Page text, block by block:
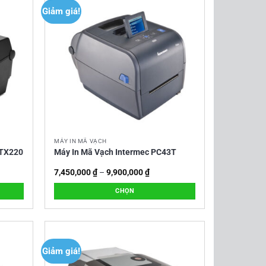
Giảm giá!
MÁY IN MÃ VẠCH
Máy In Mã Vạch Intermec PC43T
7,450,000₫ – 9,900,000₫Khoảng
giá:
đến
9,900,000 ₫
CHỌN
nhiều
Giảm giá!